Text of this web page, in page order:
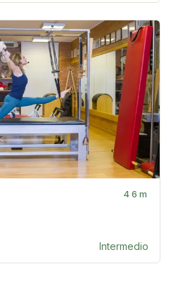
46m
Intermedio